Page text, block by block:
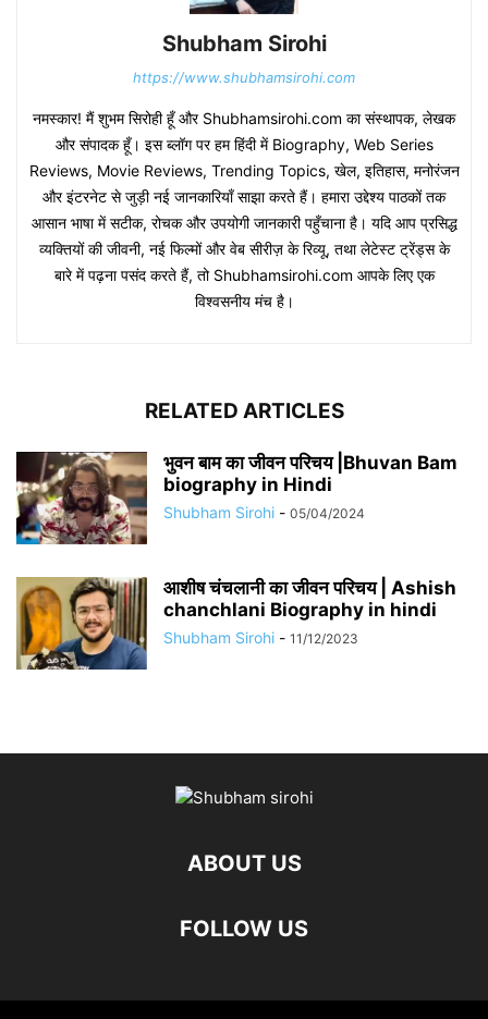
Shubham Sirohi
https://www.shubhamsirohi.com
नमस्कार! मैं शुभम सिरोही हूँ और Shubhamsirohi.com का संस्थापक, लेखक
और संपादक हूँ। इस ब्लॉग पर हम हिंदी में Biography, Web Series
Reviews, Movie Reviews, Trending Topics, खेल, इतिहास, मनोरंजन
और इंटरनेट से जुड़ी नई जानकारियाँ साझा करते हैं। हमारा उद्देश्य पाठकों तक
आसान भाषा में सटीक, रोचक और उपयोगी जानकारी पहुँचाना है। यदि आप प्रसिद्ध
व्यक्तियों की जीवनी, नई फिल्मों और वेब सीरीज़ के रिव्यू, तथा लेटेस्ट ट्रेंड्स के
बारे में पढ़ना पसंद करते हैं, तो Shubhamsirohi.com आपके लिए एक
विश्वसनीय मंच है।
RELATED ARTICLES
भुवन बाम का जीवन परिचय |Bhuvan Bam
biography in Hindi
Shubham Sirohi - 05/04/2024
आशीष चंचलानी का जीवन परिचय | Ashish
chanchlani Biography in hindi
Shubham Sirohi - 11/12/2023
ABOUT US
FOLLOW US